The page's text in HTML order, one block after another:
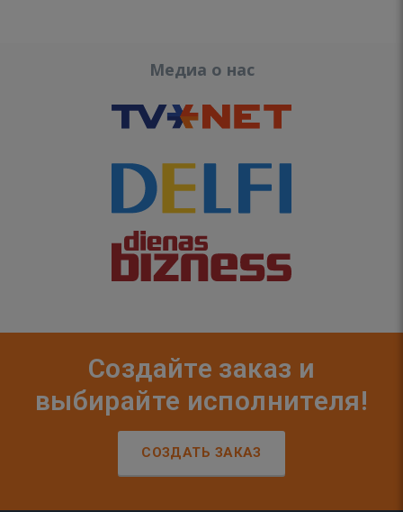
Медиа о нас
Создайте заказ и
выбирайте исполнителя!
СОЗДАТЬ ЗАКАЗ